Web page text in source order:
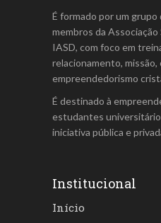
É formado por um
membros da
IASD, com foco em
relacionamento, missão,
empreendedorismo
É destinado à
estudantes
iniciativa pública e
Institucional
Início